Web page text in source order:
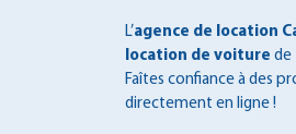
L’agence de location
location de voiture de
Faîtes confiance à des
directement en ligne !